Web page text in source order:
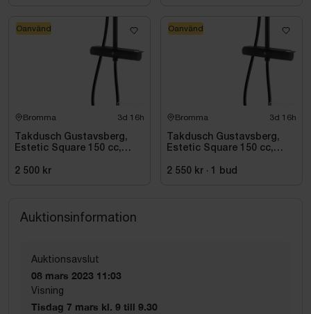
Bromma 3d 16h
Takdusch Gustavsberg,
Estetic Square 150 cc,
2 500 kr
Oanvänd
Bromma 3d 16h
Takdusch Gustavsberg,
Estetic Square 150 cc,
2 550 kr · 1 bud
Oanvänd
Auktionsinformation
Auktionsavslut
08 mars 2023 11:03
Visning
Tisdag 7 mars kl. 9 till 9.30